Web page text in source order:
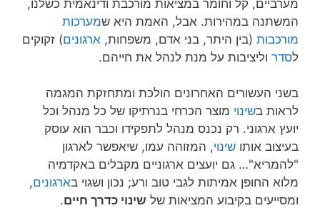
מערביים, קל וחומר במציאות מורכבת ודינאמית כשלנו,
המשתנה במהירות. אבל, האמת היא שמערכות
מורכבות (בין היתר, בני אדם, משפחות, ארגונים) זקוקים
לסדר וליציבות על מנת לנהל את חייהם.
בשני העשורים האחרונים הולכת ומתחזקת המגמה
לראות בשינוי מוצר הכרחי בנרתיקו של כל מנהל וכל
יועץ ארגוני. רק נכנס מנהל לתפקידו וכבר הוא עוסק
בעיצוב אותו שינוי, המזוהה עמו, שיאפשר לארגון
"להמריא"… גם יועצים ארגוניים מקבלים באקדמיה
מלוא החופן אמיתות לגבי טוב ורע; נכון ושגוי בארגונים,
ומסייעים בקיבוע המציאות של שינוי כדרך חיים.